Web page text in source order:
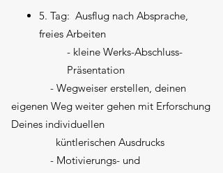
5. Tag: Ausflug nach Absprache,
freies Arbeiten
- kleine Werks-Abschluss-
Präsentation​
- Wegweiser erstellen, deinen
eigenen Weg weiter gehen mit Erforschung
Deines individuellen
küntlerischen Ausdrucks
- Motivierungs- und